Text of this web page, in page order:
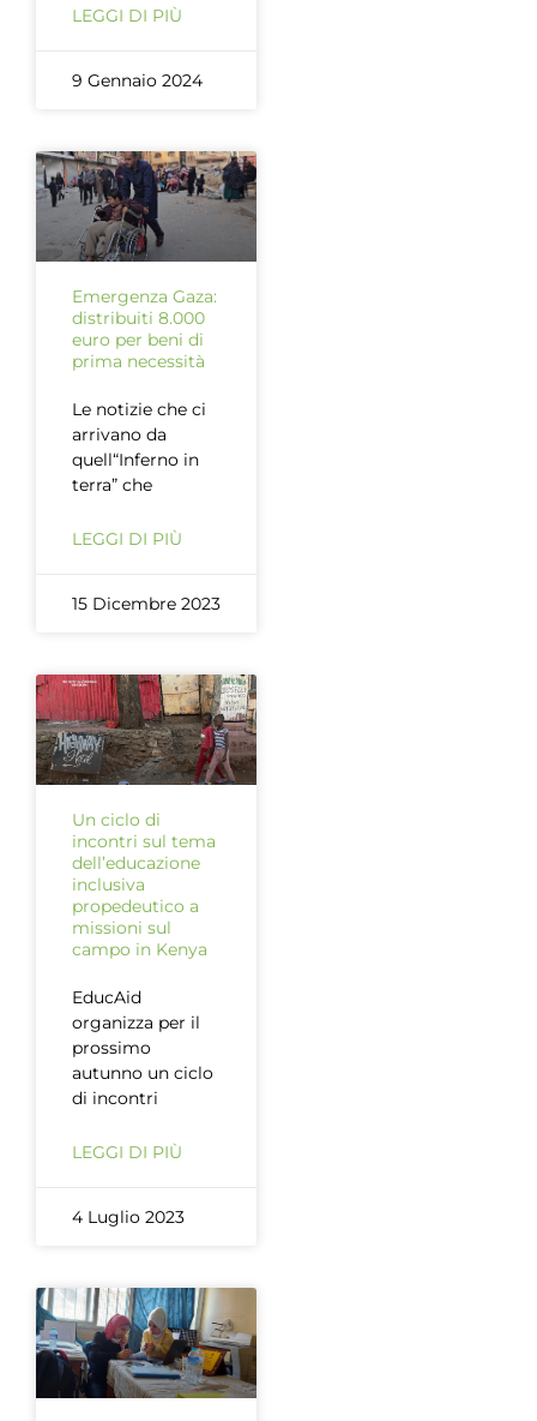
LEGGI DI PIÙ
9 Gennaio 2024
Emergenza Gaza:
distribuiti 8.000
euro per beni di
prima necessità
Le notizie che ci
arrivano da
quell“Inferno in
terra” che
LEGGI DI PIÙ
15 Dicembre 2023
Un ciclo di
incontri sul tema
dell’educazione
inclusiva
propedeutico a
missioni sul
campo in Kenya
EducAid
organizza per il
prossimo
autunno un ciclo
di incontri
LEGGI DI PIÙ
4 Luglio 2023